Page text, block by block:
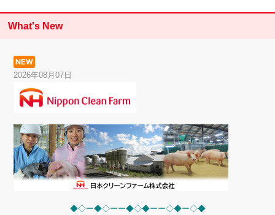
What's New
2026年08月07日
◆◇ー◆◇ーー◆◇◆ーー◇◆ー◇◆